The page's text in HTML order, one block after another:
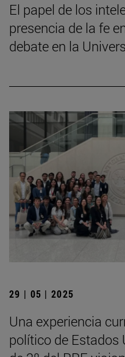
El papel de los
presencia de la fe
debate en la
29 | 05 | 2025
Una experiencia
político de Estados